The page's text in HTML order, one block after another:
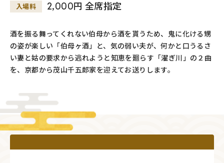
入場料 2,000円 全席指定
酒を振る舞ってくれない伯母から酒を貰うため、鬼に化ける甥
の姿が楽しい「伯母ヶ酒」と、気の弱い夫が、何かと口うるさ
い妻と姑の要求から逃れようと知恵を廻らす「濯ぎ川」の２曲
を、京都から茂山千五郎家を迎えてお送りします。